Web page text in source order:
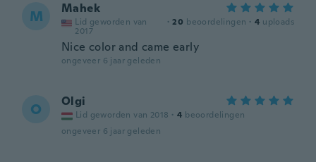
M Mahek
Lid geworden van
2017
· 20 beoordelingen · 4 uploads
Nice color and came early
ongeveer 6 jaar geleden
O Olgi
Lid geworden van 2018 · 4 beoordelingen
ongeveer 6 jaar geleden